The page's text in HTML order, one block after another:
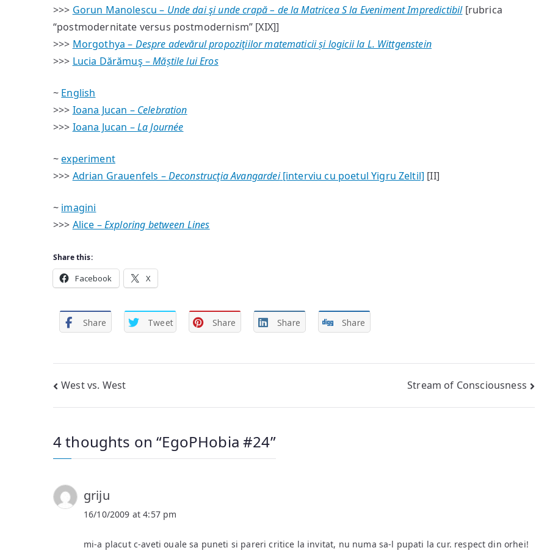
>>> Gorun Manolescu – Unde dai şi unde crapă – de la Matricea S la Eveniment Impredictibil[rubrica
“postmodernitate versus postmodernism” [XIX]]
>>> Morgothya – Despre adevărul propoziţiilor matematicii și logicii la L. Wittgenstein
>>> Lucia Dărămuş –Măștile lui Eros
~ English
>>> Ioana Jucan – Celebration
>>> Ioana Jucan –La Journée
~experiment
>>> Adrian Grauenfels –Deconstrucţia Avangardei[interviu cu poetul Yigru Zeltil] [II]
~ imagini
>>> Alice –Exploring between Lines
Share this:
Facebook X
Share Tweet Share Share Share
Post
navigation
West vs. West Stream of Consciousness
4 thoughts on “EgoPHobia #24”
griju
16/10/2009 at 4:57 pm
mi-a placut c-aveti ouale sa puneti si pareri critice la invitat, nu numa sa-l pupati la cur. respect din orhei!